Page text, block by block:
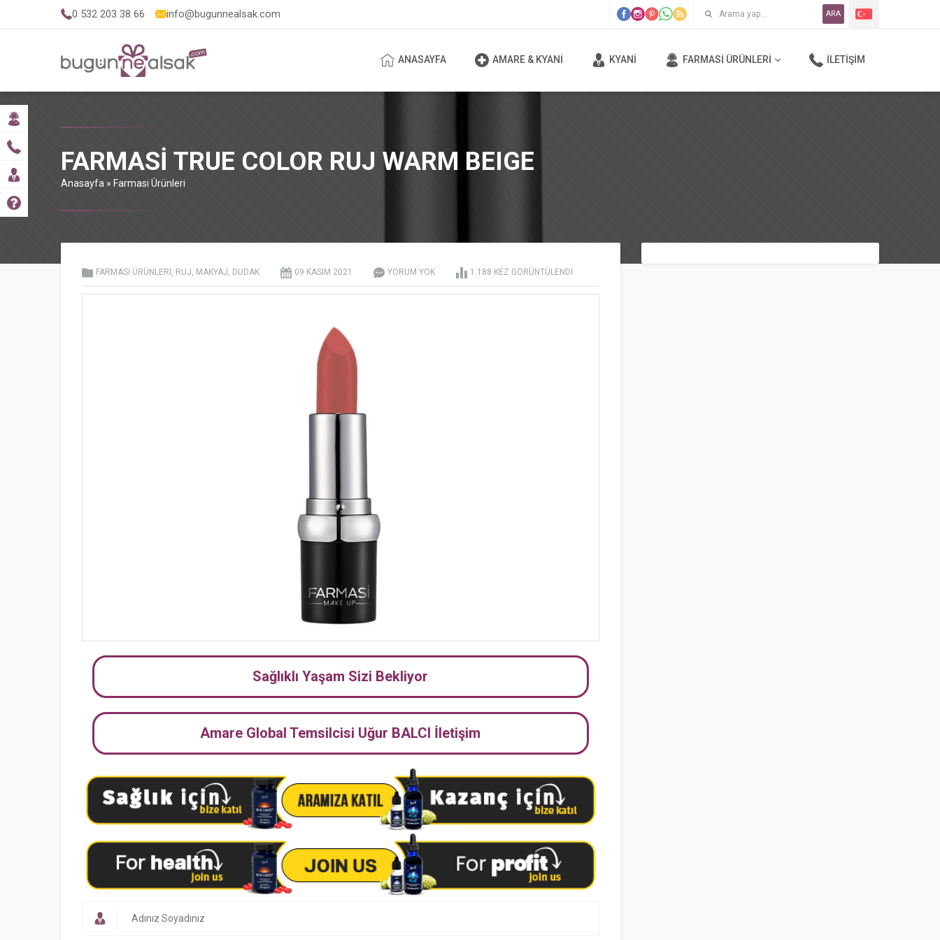
0 532 203 38 66 info@bugunnealsak.com ARA
ANASAYFA AMARE & KYANI KYANI FARMASI ÜRÜNLERI İLETIŞIM
FARMASI TRUE COLOR RUJ WARM BEIGE
Anasayfa » Farmasi Ürünleri
FARMASI ÜRÜNLERI, RUJ, MAKYAJ, DUDAK 09 KASIM 2021 YORUM YOK 1.188 KEZ GÖRÜNTÜLENDI
Sağlıklı Yaşam Sizi Bekliyor
Amare Global Temsilcisi Uğur BALCI İletişim